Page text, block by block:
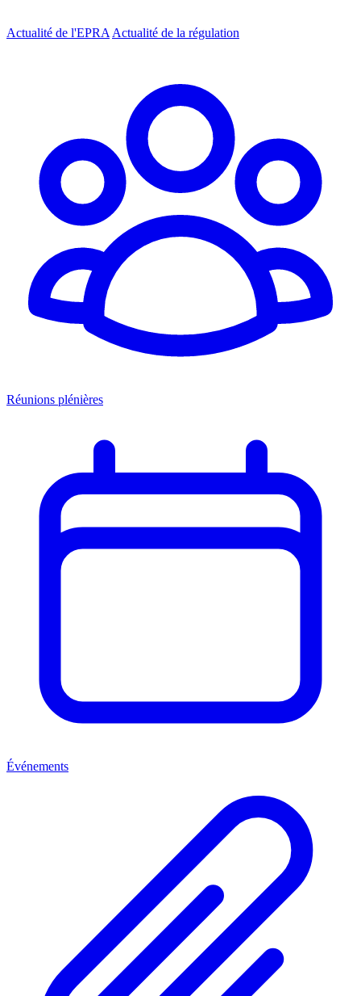
Actualité de l'EPRA Actualité de la régulation
Réunions plénières
Événements